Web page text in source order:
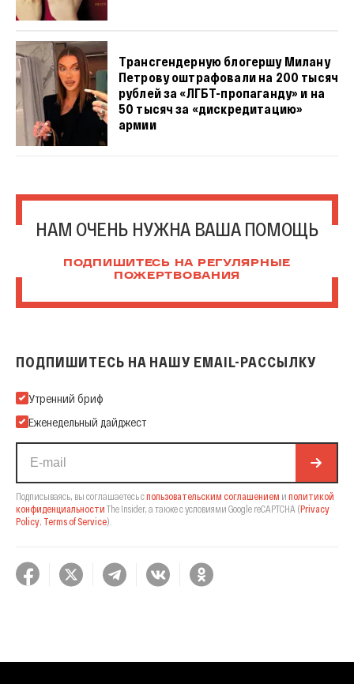
Трансгендерную блогершу Милану
Петрову оштрафовали на 200 тысяч
рублей за «ЛГБТ-пропаганду» и на
50 тысяч за «дискредитацию»
армии
НАМ ОЧЕНЬ НУЖНА ВАША ПОМОЩЬ
ПОДПИШИТЕСЬ НА РЕГУЛЯРНЫЕ
ПОЖЕРТВОВАНИЯ
ПОДПИШИТЕСЬ НА НАШУ EMAIL-РАССЫЛКУ
Подпишитесь на нашу Email-рассылку
Утренний бриф
Еженедельный дайджест
Подписываясь, вы соглашаетесь спользовательским соглашением и политикой
конфиденциальности The Insider, а также с условиями Google reCAPTCHA (Privacy
Policy, Terms of Service).